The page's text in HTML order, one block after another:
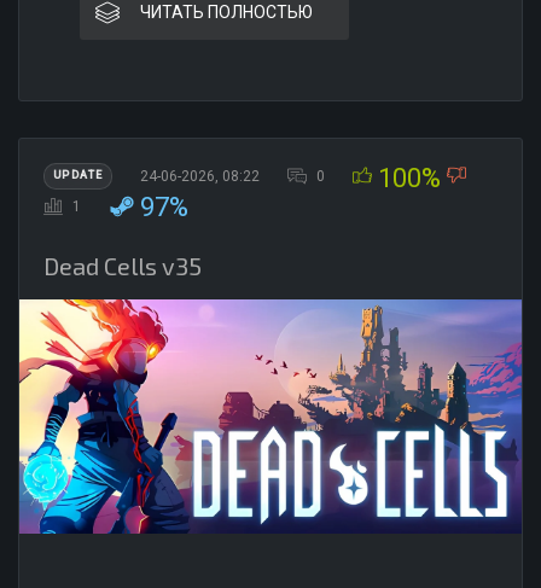
ЧИТАТЬ ПОЛНОСТЬЮ
UPDATE 24-06-2026, 08:22 0 100%
1 97%
Dead Cells v35